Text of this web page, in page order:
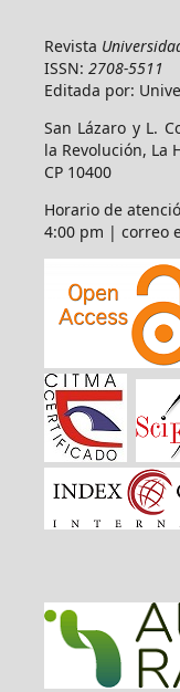
Revista
ISSN: 2708-5511
Editada por:
San Lázaro y L.
la Revolución, La
CP 10400
Horario de
4:00 pm | correo